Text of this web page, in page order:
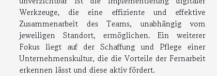
Werkzeuge, die eine effiziente und effektive
Zusammenarbeit des Teams, unabhängig vom
jeweiligen Standort, ermöglichen. Ein weiterer
Fokus liegt auf der Schaffung und Pflege einer
Unternehmenskultur, die die Vorteile der Fernarbeit
erkennen lässt und diese aktiv fördert.